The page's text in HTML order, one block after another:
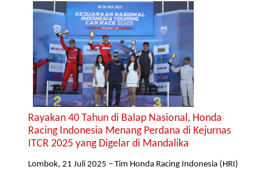
Rayakan 40 Tahun di Balap Nasional, Honda
Racing Indonesia Menang Perdana di Kejurnas
ITCR 2025 yang Digelar di Mandalika
Lombok, 21 Juli 2025 – Tim Honda Racing Indonesia (HRI)